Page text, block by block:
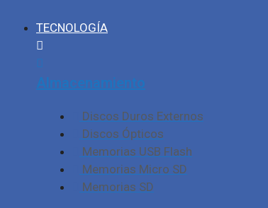
TECNOLOGÍA
Almacenamiento
Discos Duros Externos
Discos Ópticos
Memorias USB Flash
Memorias Micro SD
Memorias SD